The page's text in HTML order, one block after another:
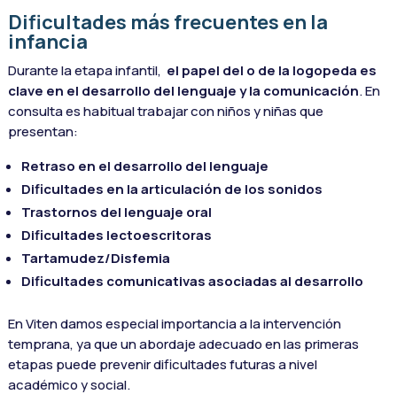
Dificultades más frecuentes en la
infancia
Durante la etapa infantil, el papel del o de la logopeda es
clave en el desarrollo del lenguaje y la comunicación. En
consulta es habitual trabajar con niños y niñas que
presentan:
Retraso en el desarrollo del lenguaje
Dificultades en la articulación de los sonidos
Trastornos del lenguaje oral
Dificultades lectoescritoras
Tartamudez/Disfemia
Dificultades comunicativas asociadas al desarrollo
En Viten damos especial importancia a la intervención
temprana, ya que un abordaje adecuado en las primeras
etapas puede prevenir dificultades futuras a nivel
académico y social.